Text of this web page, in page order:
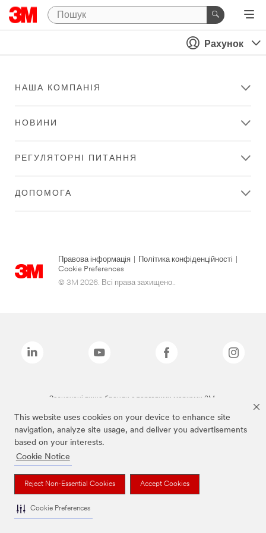
This website uses cookies on your device to enhance site
navigation, analyze site usage, and deliver you advertisements
based on your interests.
Cookie Notice
Reject Non-Essential Cookies Accept Cookies
Cookie Preferences
Рахунок
НАША КОМПАНІЯ
НОВИНИ
РЕГУЛЯТОРНІ ПИТАННЯ
ДОПОМОГА
Правова інформація Політика конфіденційності
Cookie Preferences
© 3M 2026. Всі права захищено..
Зазначені вище бренди є торговими марками 3M.